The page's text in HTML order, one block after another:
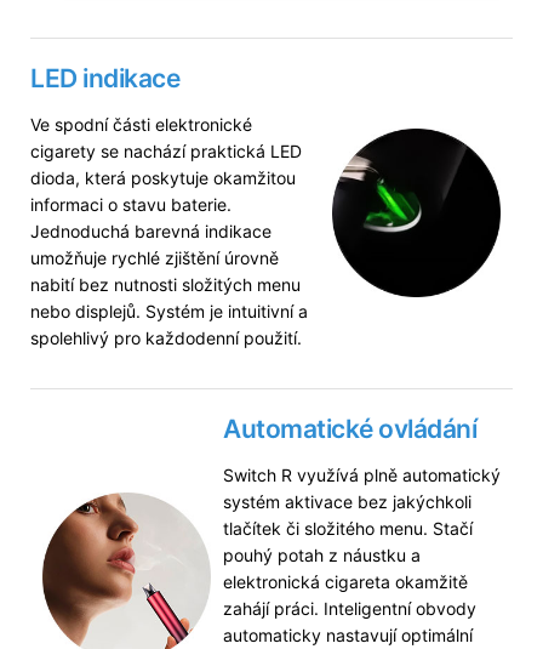
LED indikace
Ve spodní části elektronické
cigarety se nachází praktická LED
dioda, která poskytuje okamžitou
informaci o stavu baterie.
Jednoduchá barevná indikace
umožňuje rychlé zjištění úrovně
nabití bez nutnosti složitých menu
nebo displejů. Systém je intuitivní a
spolehlivý pro každodenní použití.
Automatické ovládání
Switch R využívá plně automatický
systém aktivace bez jakýchkoli
tlačítek či složitého menu. Stačí
pouhý potah z náustku a
elektronická cigareta okamžitě
zahájí práci. Inteligentní obvody
automaticky nastavují optimální